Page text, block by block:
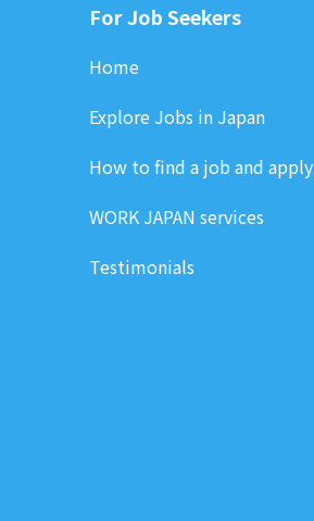
For Job Seekers
Home
Explore Jobs in Japan
How to find a job and apply
WORK JAPAN services
Testimonials